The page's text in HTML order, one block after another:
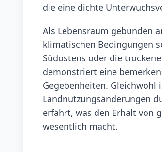
die eine dichte
Als Lebensraum gebunden
klimatischen Bedingungen
Südostens oder die
demonstriert eine
Gegebenheiten. Gleichwohl
Landnutzungsänderungen
erfährt, was den Erhalt von
wesentlich macht.